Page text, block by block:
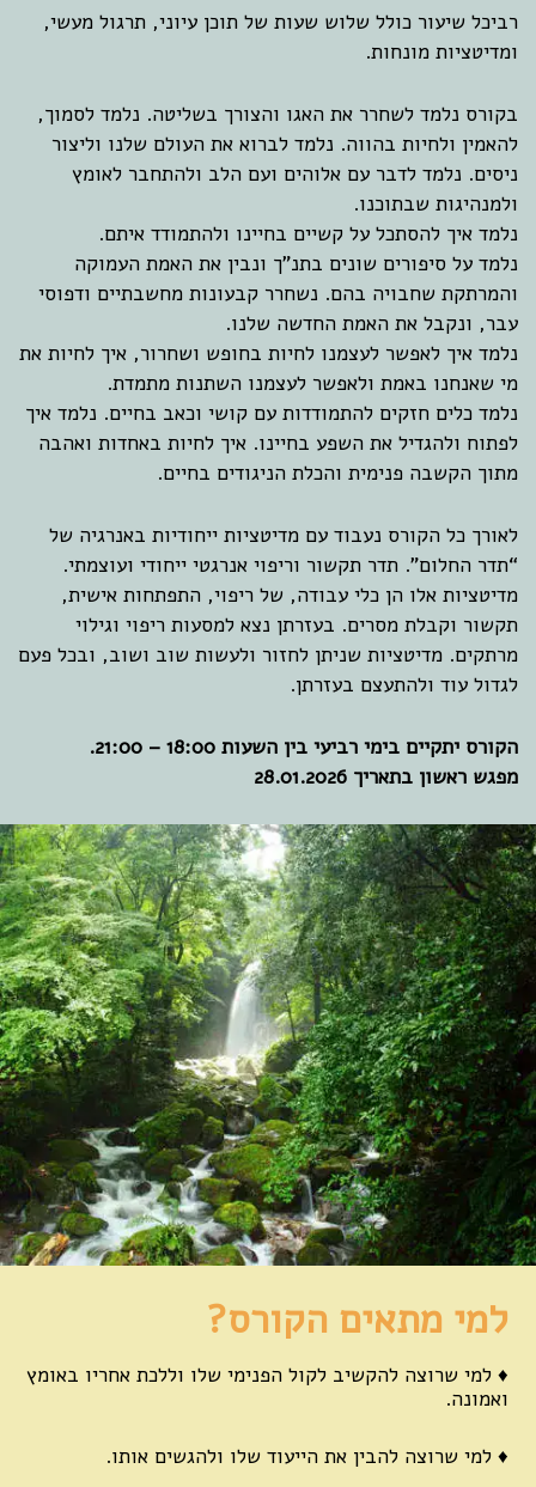
רביכל שיעור כולל שלוש שעות של תוכן עיוני, תרגול מעשי,
ומדיטציות מונחות.
בקורס נלמד לשחרר את האגו והצורך בשליטה. נלמד לסמוך,
להאמין ולחיות בהווה. נלמד לברוא את העולם שלנו וליצור
ניסים. נלמד לדבר עם אלוהים ועם הלב ולהתחבר לאומץ
ולמנהיגות שבתוכנו.
נלמד איך להסתכל על קשיים בחיינו ולהתמודד איתם.
נלמד על סיפורים שונים בתנ”ך ונבין את האמת העמוקה
והמרתקת שחבויה בהם. נשחרר קבעונות מחשבתיים ודפוסי
עבר, ונקבל את האמת החדשה שלנו.
נלמד איך לאפשר לעצמנו לחיות בחופש ושחרור, איך לחיות את
מי שאנחנו באמת ולאפשר לעצמנו השתנות מתמדת.
נלמד כלים חזקים להתמודדות עם קושי וכאב בחיים. נלמד איך
לפתוח ולהגדיל את השפע בחיינו. איך לחיות באחדות ואהבה
מתוך הקשבה פנימית והכלת הניגודים בחיים.
לאורך כל הקורס נעבוד עם מדיטציות ייחודיות באנרגיה של
“תדר החלום”. תדר תקשור וריפוי אנרגטי ייחודי ועוצמתי.
מדיטציות אלו הן כלי עבודה, של ריפוי, התפתחות אישית,
תקשור וקבלת מסרים. בעזרתן נצא למסעות ריפוי וגילוי
מרתקים. מדיטציות שניתן לחזור ולעשות שוב ושוב, ובכל פעם
לגדול עוד ולהתעצם בעזרתן.
הקורס יתקיים בימי רביעי בין השעות 18:00 – 21:00.
מפגש ראשון בתאריך 28.01.2026
למי מתאים הקורס?
♦ למי שרוצה להקשיב לקול הפנימי שלו וללכת אחריו באומץ
ואמונה.
♦ למי שרוצה להבין את הייעוד שלו ולהגשים אותו.